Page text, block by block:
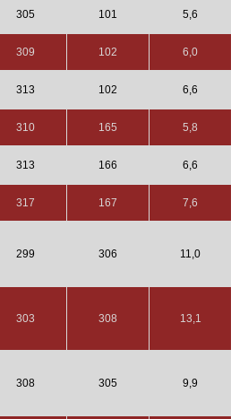
305 101 5,6
309 102 6,0
313 102 6,6
310 165 5,8
313 166 6,6
317 167 7,6
299 306 11,0
303 308 13,1
308 305 9,9